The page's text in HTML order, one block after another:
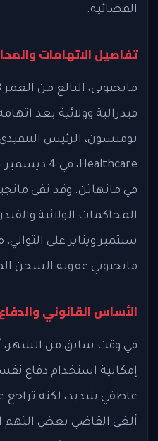
القضائية.
تفاصيل الاتهامات
فيدرالية وولائية بعد
في مانهاتن. وقد نفى
المحاكمات الولائية
سبتمبر ويناير على
مانجيوني عقوبة السجن
الأساس القانوني
في وقت سابق من الشهر،
إمكانية استخدام دفاع
عاطفي شديد، لكنه تراجع
ألغى القاضي بعض التهم